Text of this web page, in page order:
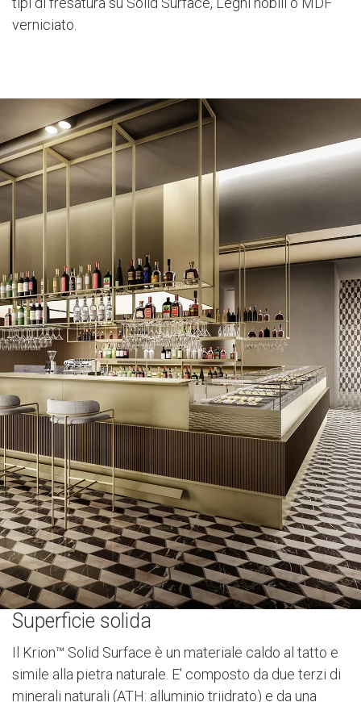
verniciato.
Superficie solida
Il Krion™ Solid Surface è un materiale caldo al tatto e
simile alla pietra naturale. E' composto da due terzi di
minerali naturali (ATH: alluminio triidrato) e da una